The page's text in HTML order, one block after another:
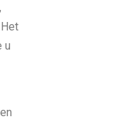
u